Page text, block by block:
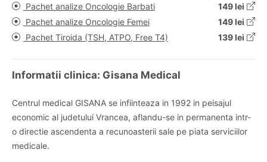
Pachet analize Oncologie Barbati
149 lei
Pachet analize Oncologie Femei
149 lei
Pachet Tiroida (TSH, ATPO, Free T4)
139 lei
Informatii clinica: Gisana Medical
Centrul medical GISANA se infiinteaza in 1992 in peisajul
economic al judetului Vrancea, aflandu-se in permanenta intr-
o directie ascendenta a recunoasterii sale pe piata serviciilor
medicale.